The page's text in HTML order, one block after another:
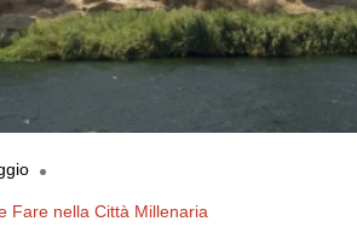
Fare nella Città Millenaria